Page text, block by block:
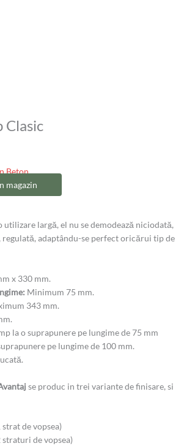
Clasic
Beton
magazin
utilizare largă, el nu se demodează niciodată,
adaptându-se perfect oricărui tip de
x 330 mm.
Minimum 75 mm.
343 mm.
la o suprapunere pe lungime de 75 mm
pe lungime de 100 mm.
se produc in trei variante de finisare, si
de vopsea)
straturi de vopsea)